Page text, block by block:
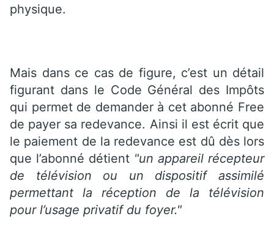
physique.
Mais dans ce cas de figure, c’est un détail
figurant dans le Code Général des Impôts
qui permet de demander à cet abonné Free
de payer sa redevance. Ainsi il est écrit que
le paiement de la redevance est dû dès lors
que l’abonné détient "un appareil récepteur
de télévision ou un dispositif assimilé
permettant la réception de la télévision
pour l’usage privatif du foyer."